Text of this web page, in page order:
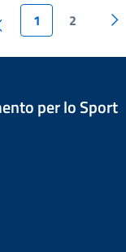
1 2
per lo Sport